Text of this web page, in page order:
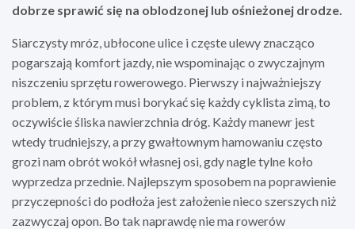
dobrze sprawić się na oblodzonej lub ośnieżonej drodze.
Siarczysty mróz, ubłocone ulice i częste ulewy znacząco
pogarszają komfort jazdy, nie wspominając o zwyczajnym
niszczeniu sprzętu rowerowego. Pierwszy i najważniejszy
problem, z którym musi borykać się każdy cyklista zimą, to
oczywiście śliska nawierzchnia dróg. Każdy manewr jest
wtedy trudniejszy, a przy gwałtownym hamowaniu często
grozi nam obrót wokół własnej osi, gdy nagle tylne koło
wyprzedza przednie. Najlepszym sposobem na poprawienie
przyczepności do podłoża jest założenie nieco szerszych niż
zazwyczaj opon. Bo tak naprawdę nie ma rowerów